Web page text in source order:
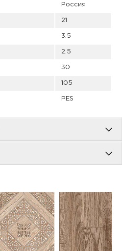
Россия
21
3.5
2.5
30
105
PES